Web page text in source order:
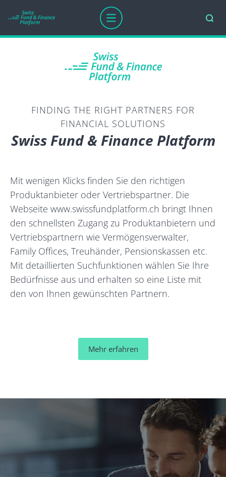
FINDING THE RIGHT PARTNERS FOR
FINANCIAL SOLUTIONS
Swiss Fund & Finance Platform
Mit wenigen Klicks finden Sie den richtigen
Produktanbieter oder Vertriebspartner. Die
Webseite www.swissfundplat­form.ch bringt Ihnen
den schnellsten Zu­gang zu Produkt­anbietern und
Vertriebspartnern wie Vermögensverwalter,
Family Offices, Treu­händer, Pensionskassen etc.
Mit detail­lierten Suchfunktionen wählen Sie Ihre
Bedürfnisse aus und erhalten so eine Liste mit
den von Ihnen gewünschten Partnern.
Mehr erfahren